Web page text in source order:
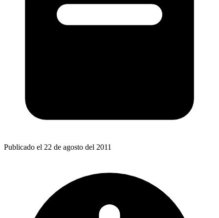
Publicado el 22 de agosto del 2011